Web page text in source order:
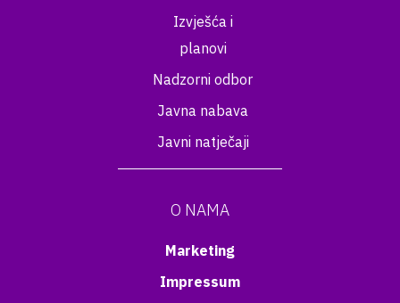
Izvješća i
planovi
Nadzorni odbor
Javna nabava
Javni natječaji
O NAMA
Marketing
Impressum